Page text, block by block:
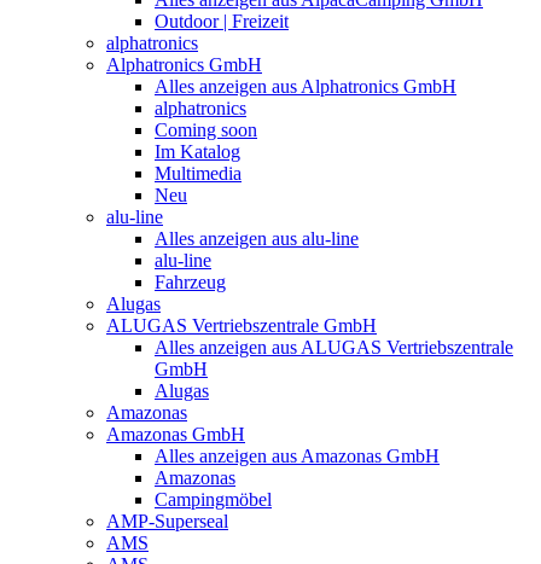
Outdoor | Freizeit
alphatronics
Alphatronics GmbH
Alles anzeigen aus Alphatronics GmbH
alphatronics
Coming soon
Im Katalog
Multimedia
Neu
alu-line
Alles anzeigen aus alu-line
alu-line
Fahrzeug
Alugas
ALUGAS Vertriebszentrale GmbH
Alles anzeigen aus ALUGAS Vertriebszentrale
GmbH
Alugas
Amazonas
Amazonas GmbH
Alles anzeigen aus Amazonas GmbH
Amazonas
Campingmöbel
AMP-Superseal
AMS